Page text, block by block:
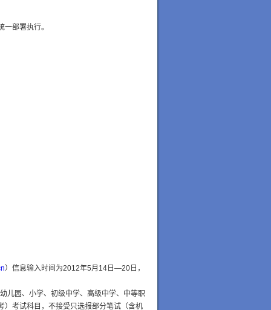
部署执行。
）信息输入时间为2012年5月14日—20日，
儿园、小学、初级中学、高级中学、中等职
）考试科目，不接受只选报部分笔试（含机